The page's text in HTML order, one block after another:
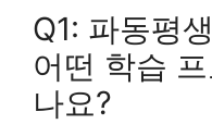
Q1: 파동평
어떤 학습
나요?